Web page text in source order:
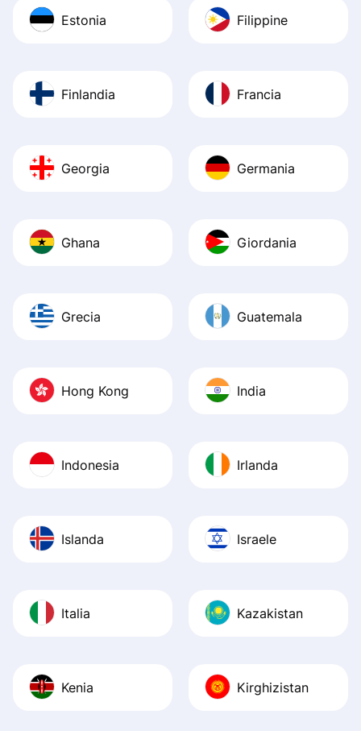
Estonia Filippine
Finlandia Francia
Georgia Germania
Ghana Giordania
Grecia Guatemala
Hong Kong India
Indonesia Irlanda
Islanda Israele
Italia Kazakistan
Kenia Kirghizistan